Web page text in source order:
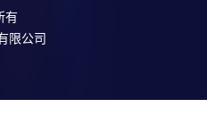
有
限公司